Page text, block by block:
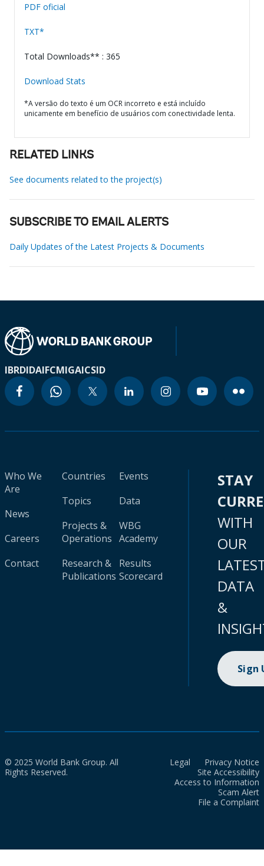
PDF oficial
TXT*
Total Downloads** : 365
Download Stats
*A versão do texto é um OCR incorreto e está incluído
unicamente em benefício de usuários com conectividade lenta.
RELATED LINKS
See documents related to the project(s)
SUBSCRIBE TO EMAIL ALERTS
Daily Updates of the Latest Projects & Documents
IBRDIDAIFCMIGAICSID
Who We
Are
News
Careers
Contact
Countries
Topics
Projects &
Operations
Research &
Publications
Events
Data
WBG
Academy
Results
Scorecard
STAY
WITH
OUR
DATA
&
Sign
© 2025 World Bank Group. All
Rights Reserved.
Legal
Privacy Notice
Site Accessibility
Access to Information
Scam Alert
File a Complaint